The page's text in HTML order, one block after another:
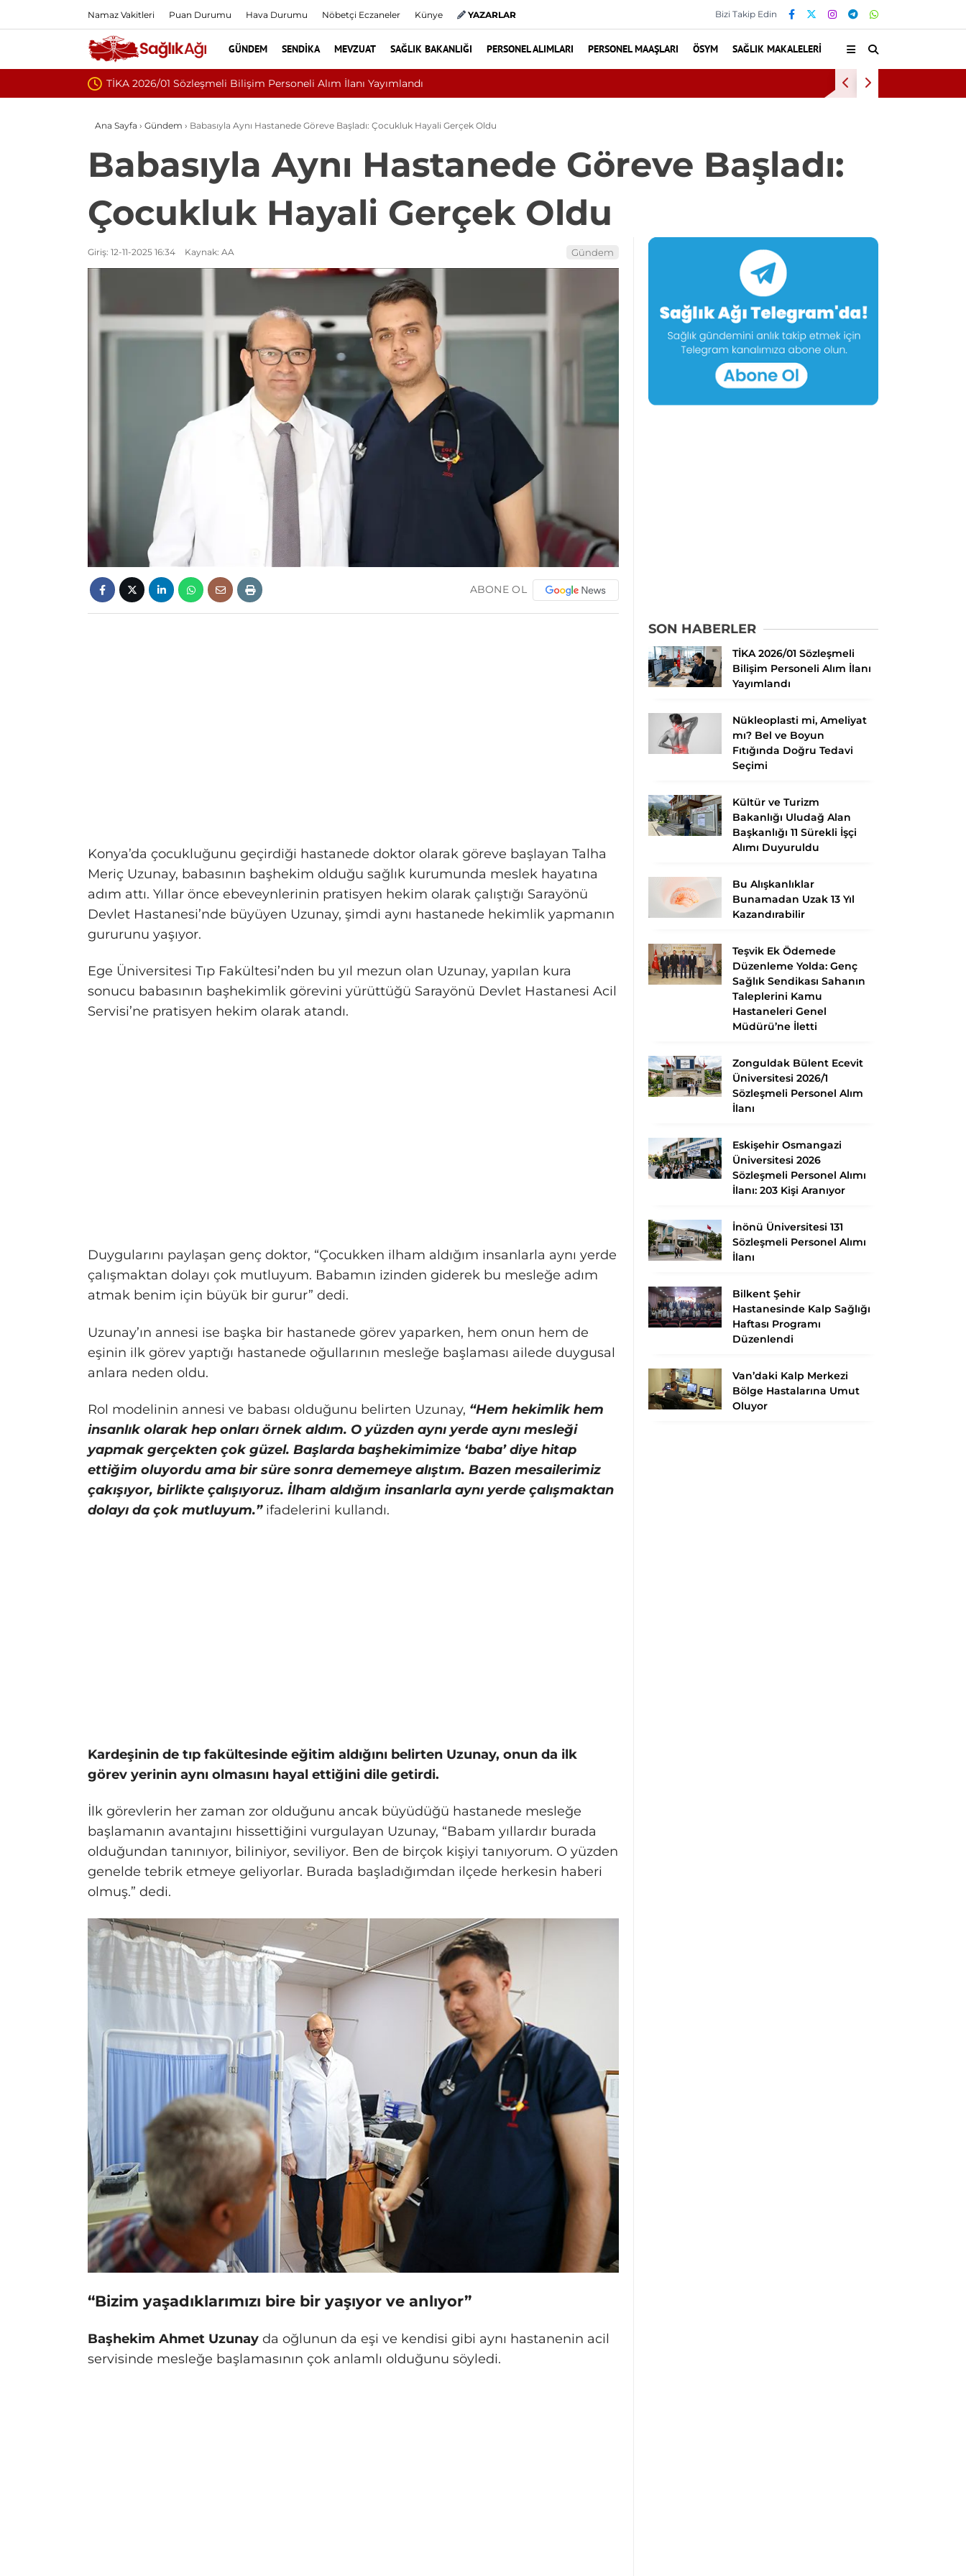
Namaz Vakitleri Puan Durumu Hava Durumu Nöbetçi Eczaneler Künye YAZARLAR Bizi Takip Edin
GÜNDEM SENDIKA MEVZUAT SAĞLIK BAKANLIĞI PERSONEL ALIMLARI PERSONEL MAAŞLARI ÖSYM SAĞLIK MAKALELERI
Nükleoplasti mi, Ameliyat mı? Bel ve Boyun Fıtığında Doğru Tedavi Seçimi Kültür ve Turizm
Ana Sayfa › Gündem › Babasıyla Aynı Hastanede Göreve Başladı: Çocukluk Hayali Gerçek Oldu
Babasıyla Aynı Hastanede Göreve Başladı:
Çocukluk Hayali Gerçek Oldu
Giriş: 12-11-2025 16:34 Kaynak: AA Gündem
ABONE OL
Konya’da çocukluğunu geçirdiği hastanede doktor olarak göreve başlayan Talha
Meriç Uzunay, babasının başhekim olduğu sağlık kurumunda meslek hayatına
adım attı. Yıllar önce ebeveynlerinin pratisyen hekim olarak çalıştığı Sarayönü
Devlet Hastanesi’nde büyüyen Uzunay, şimdi aynı hastanede hekimlik yapmanın
gururunu yaşıyor.
Ege Üniversitesi Tıp Fakültesi’nden bu yıl mezun olan Uzunay, yapılan kura
sonucu babasının başhekimlik görevini yürüttüğü Sarayönü Devlet Hastanesi Acil
Servisi’ne pratisyen hekim olarak atandı.
Duygularını paylaşan genç doktor, “Çocukken ilham aldığım insanlarla aynı yerde
çalışmaktan dolayı çok mutluyum. Babamın izinden giderek bu mesleğe adım
atmak benim için büyük bir gurur” dedi.
Uzunay’ın annesi ise başka bir hastanede görev yaparken, hem onun hem de
eşinin ilk görev yaptığı hastanede oğullarının mesleğe başlaması ailede duygusal
anlara neden oldu.
Rol modelinin annesi ve babası olduğunu belirten Uzunay, “Hem hekimlik hem
insanlık olarak hep onları örnek aldım. O yüzden aynı yerde aynı mesleği
yapmak gerçekten çok güzel. Başlarda başhekimimize ‘baba’ diye hitap
ettiğim oluyordu ama bir süre sonra dememeye alıştım. Bazen mesailerimiz
çakışıyor, birlikte çalışıyoruz. İlham aldığım insanlarla aynı yerde çalışmaktan
dolayı da çok mutluyum.” ifadelerini kullandı.
Kardeşinin de tıp fakültesinde eğitim aldığını belirten Uzunay, onun da ilk
görev yerinin aynı olmasını hayal ettiğini dile getirdi.
İlk görevlerin her zaman zor olduğunu ancak büyüdüğü hastanede mesleğe
başlamanın avantajını hissettiğini vurgulayan Uzunay, “Babam yıllardır burada
olduğundan tanınıyor, biliniyor, seviliyor. Ben de birçok kişiyi tanıyorum. O yüzden
genelde tebrik etmeye geliyorlar. Burada başladığımdan ilçede herkesin haberi
olmuş.” dedi.
“Bizim yaşadıklarımızı bire bir yaşıyor ve anlıyor”
Başhekim Ahmet Uzunay da oğlunun da eşi ve kendisi gibi aynı hastanenin acil
servisinde mesleğe başlamasının çok anlamlı olduğunu söyledi.
SON HABERLER
TİKA 2026/01 Sözleşmeli
Bilişim Personeli Alım İlanı
Yayımlandı
Nükleoplasti mi, Ameliyat
mı? Bel ve Boyun
Fıtığında Doğru Tedavi
Seçimi
Kültür ve Turizm
Bakanlığı Uludağ Alan
Başkanlığı 11 Sürekli İşçi
Alımı Duyuruldu
Bu Alışkanlıklar
Bunamadan Uzak 13 Yıl
Kazandırabilir
Teşvik Ek Ödemede
Düzenleme Yolda: Genç
Sağlık Sendikası Sahanın
Taleplerini Kamu
Hastaneleri Genel
Müdürü’ne İletti
Zonguldak Bülent Ecevit
Üniversitesi 2026/1
Sözleşmeli Personel Alım
İlanı
Eskişehir Osmangazi
Üniversitesi 2026
Sözleşmeli Personel Alımı
İlanı: 203 Kişi Aranıyor
İnönü Üniversitesi 131
Sözleşmeli Personel Alımı
İlanı
Bilkent Şehir
Hastanesinde Kalp Sağlığı
Haftası Programı
Düzenlendi
Van’daki Kalp Merkezi
Bölge Hastalarına Umut
Oluyor